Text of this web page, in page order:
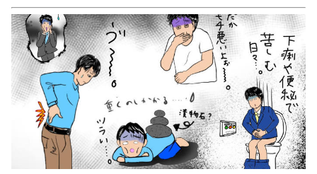
DRESS部活
ライフスタイル
ファッション
恋愛/結婚/離婚